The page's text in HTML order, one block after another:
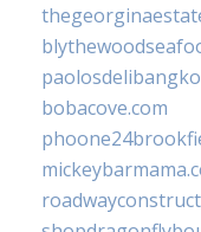
bobacove.com